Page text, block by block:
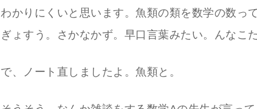
わかりにくいと思います。魚類の類を数学の数っ
ぎょすう。さかなかず。早口言葉みたい。んなこ
で、ノート直しましたよ。魚類と。